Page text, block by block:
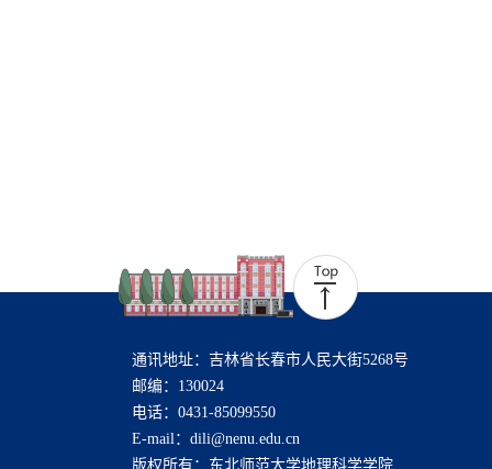
通讯地址：吉林省长春市人民大街5268号
邮编：130024
电话：0431-85099550
E-mail：dili@nenu.edu.cn
版权所有：东北师范大学地理科学学院